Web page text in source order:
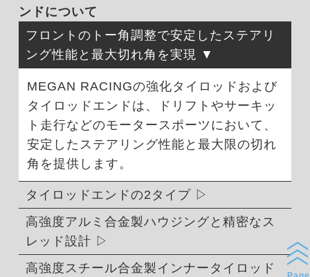
ンドについて
フロントのトー角調整で安定したステアリ
ング性能と最大切れ角を実現
MEGAN RACINGの強化タイロッドおよび
タイロッドエンドは、ドリフトやサーキッ
ト走行などのモータースポーツにおいて、
安定したステアリング性能と最大限の切れ
角を提供します。
タイロッドエンドの2タイプ
高強度アルミ合金製ハウジングと精密なス
レッド設計
高強度スチール合金製インナータイロッド